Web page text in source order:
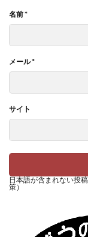
名前*
メール*
サイト
日本語が含まれない投
策）